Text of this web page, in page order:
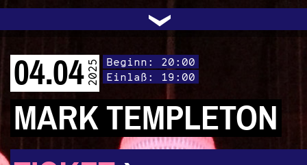
PROGRAMM
ARCHIV
AUDIO|VIDEO
LICHTBLICKE
TRANSIT
OFFENE TÜR
FACEBOOK
INSTAGRAM
KONTAKT
TRAFO
UNTERSTÜTZEN
POLITIK
›
MARK TEMPLETON
Beginn: 20:00
Einlaß: 19:00
04.042025